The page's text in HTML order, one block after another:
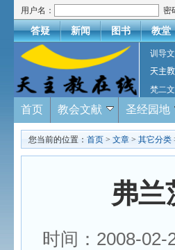
用户名： 密
答疑 新闻 图书 教堂
训导
天主
梵二
首页 教会文献 圣经园地
您当前的位置： 首页 > 文章 > 其它分类
弗兰
时间：2008-